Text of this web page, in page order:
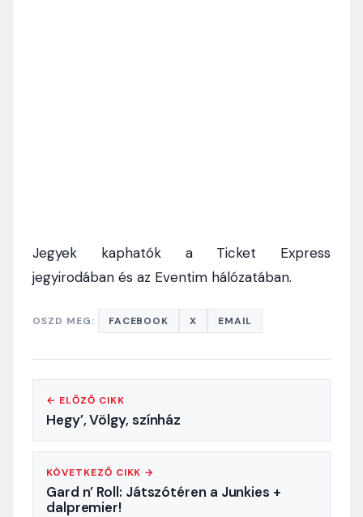
Jegyek kaphatók a Ticket Express
jegyirodában és az Eventim hálózatában.
OSZD MEG: FACEBOOK X EMAIL
← ELŐZŐ CIKK
Hegy’, Völgy, színház
KÖVETKEZŐ CIKK →
Gard n’ Roll: Játszótéren a Junkies +
dalpremier!